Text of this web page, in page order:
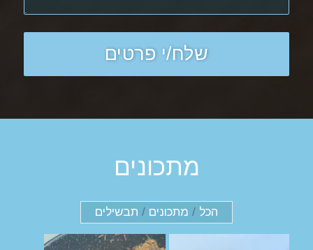
מתכונים
הכל / מתכונים / תבשילים